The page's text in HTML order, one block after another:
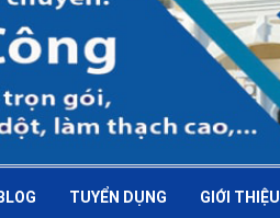
BLOG TUYỂN DỤNG GIỚI THIỆU